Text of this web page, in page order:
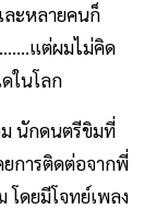
ละหลายคนก็
แต่ผมไม่คิด
ในโลก
ม นักดนตรีขิมที่
ยการติดต่อจากพี่
ดยมีโจทย์เพลง